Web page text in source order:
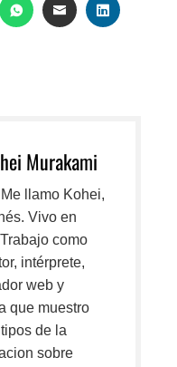
WHATSAPP
EMAILLINKEDIN
Murakami
Me llamo Kohei,
Vivo en
como
intérprete,
web y
que muestro
de la
sobre